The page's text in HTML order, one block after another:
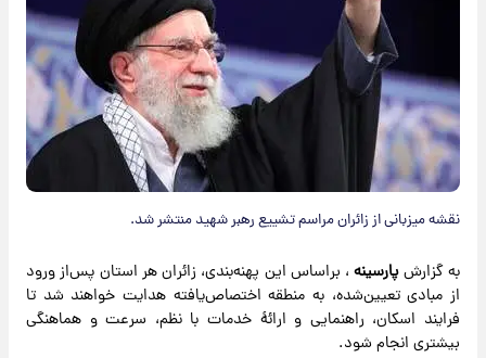
نقشه میزبانی از زائران مراسم تشییع رهبر شهید منتشر شد.
به گزارشپارسینه، براساس این پهنه‌بندی، زائران هر استان پس‌از ورود
از مبادی تعیین‌شده، به منطقه اختصاص‌یافته هدایت خواهند شد تا
فرایند اسکان، راهنمایی و ارائهٔ خدمات با نظم، سرعت و هماهنگی
بیشتری انجام شود.